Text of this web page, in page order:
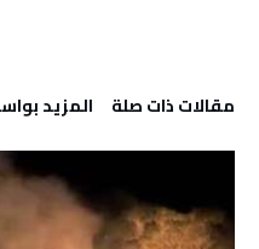
‫مقالات ذات صلة‬ ‫‫المزيد